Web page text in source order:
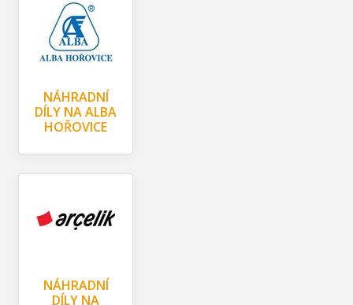
NÁHRADNÍ
DÍLY NA ALBA
HOŘOVICE
NÁHRADNÍ
DÍLY NA